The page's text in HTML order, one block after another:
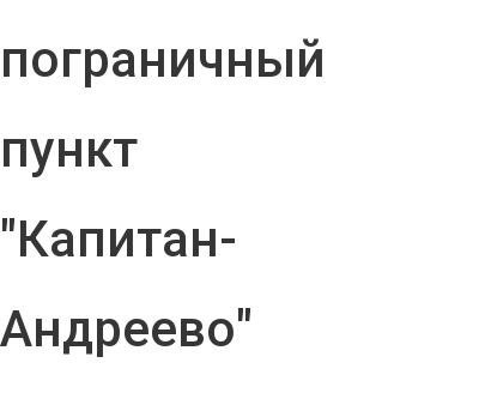
пограничный
пункт
"Капитан-
Андреево"